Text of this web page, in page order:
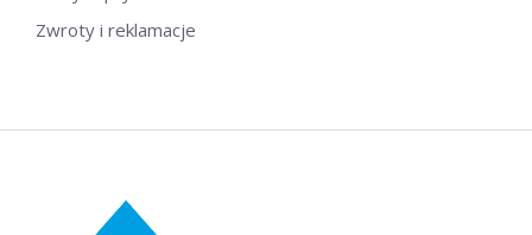
Zwroty i reklamacje